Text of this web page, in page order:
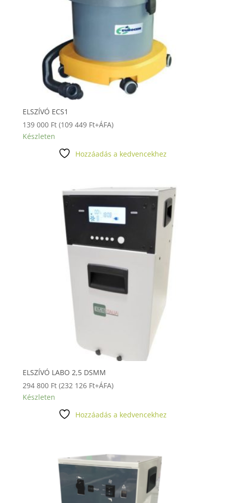
ELSZÍVÓ ECS1
139 000 Ft (109 449 Ft+ÁFA)
Készleten
Hozzáadás a kedvencekhez
ELSZÍVÓ LABO 2,5 DSMM
294 800 Ft (232 126 Ft+ÁFA)
Készleten
Hozzáadás a kedvencekhez